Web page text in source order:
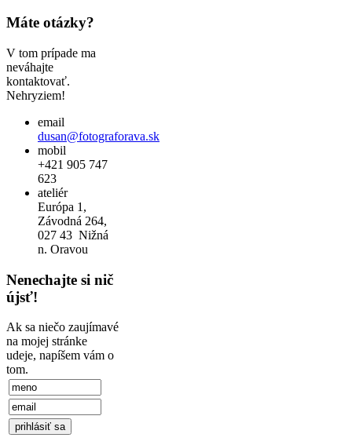
Máte otázky?
V tom prípade ma
neváhajte
kontaktovať.
Nehryziem!
email
dusan@fotograforava.sk
mobil
+421 905 747
623
ateliér
Európa 1,
Závodná 264,
027 43 Nižná
n. Oravou
Nenechajte si nič
újsť!
Ak sa niečo zaujímavé
na mojej stránke
udeje, napíšem vám o
tom.